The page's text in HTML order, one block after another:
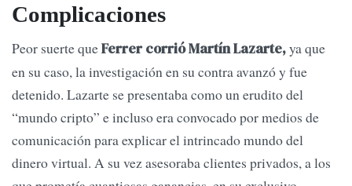
Complicaciones
Peor suerte queFerrer corrió Martín Lazarte,ya que
en su caso, la investigación en su contra avanzó y fue
detenido. Lazarte se presentaba como un erudito del
“mundo cripto” e incluso era convocado por medios de
comunicación para explicar el intrincado mundo del
dinero virtual. A su vez asesoraba clientes privados, a los